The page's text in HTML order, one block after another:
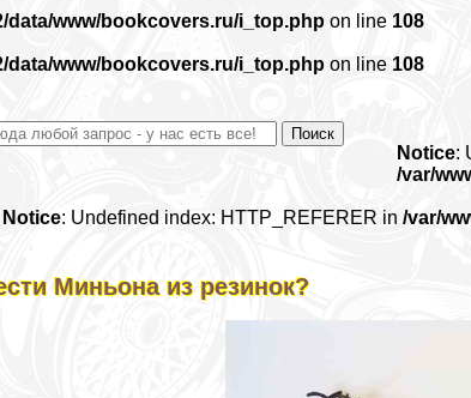
data/www/bookcovers.ru/i_top.php on line 108
data/www/bookcovers.ru/i_top.php on line 108
Notice:
/var/
Notice: Undefined index: HTTP_REFERER in /var/
Миньона из резинок?